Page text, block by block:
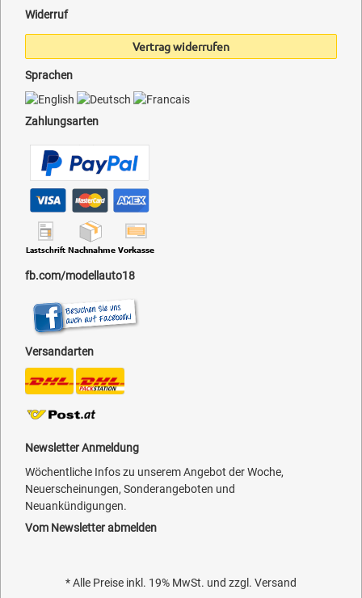
Widerruf
Vertrag widerrufen
Sprachen
Zahlungsarten
fb.com/modellauto18
Versandarten
Newsletter Anmeldung
Wöchentliche Infos zu unserem Angebot der Woche,
Neuerscheinungen, Sonderangeboten und
Neuankündigungen.
Vom Newsletter abmelden
* Alle Preise inkl. 19% MwSt. und zzgl. Versand